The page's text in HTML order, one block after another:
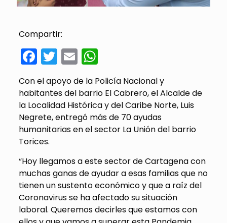
Compartir:
Facebook
Twitter
EmailWhatsApp
Con el apoyo de la Policía Nacional y
habitantes del barrio El Cabrero, el Alcalde de
la Localidad Histórica y del Caribe Norte, Luis
Negrete, entregó más de 70 ayudas
humanitarias en el sector La Unión del barrio
Torices.
“Hoy llegamos a este sector de Cartagena con
muchas ganas de ayudar a esas familias que no
tienen un sustento económico y que a raíz del
Coronavirus se ha afectado su situación
laboral. Queremos decirles que estamos con